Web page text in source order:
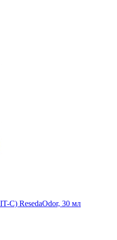
C) ResedaOdor, 30 мл